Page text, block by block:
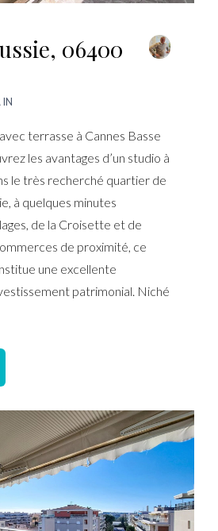
06400
IN
terrasse à Cannes Basse
les avantages d’un studio à
le très recherché quartier de
à quelques minutes
de la Croisette et de
de proximité, ce
une excellente
patrimonial. Niché